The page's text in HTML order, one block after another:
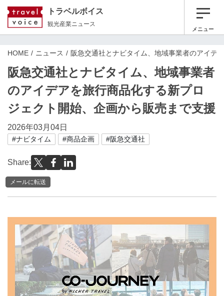
トラベルボイス
観光産業ニュース
メニュー
HOME ニュース 阪急交通社とナビタイム、地域事業者のアイデ
阪急交通社とナビタイム、地域事業者
のアイデアを旅行商品化する新プロ
ジェクト開始、企画から販売まで支援
2026年03月04日
#ナビタイム #商品企画 #阪急交通社
Share:
メールに転送